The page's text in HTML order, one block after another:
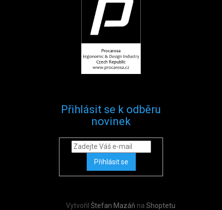
Přihlásit se k odběru
novinek
Přihlásit se
Vytvořil Štefan Mazáň na Shoptetu